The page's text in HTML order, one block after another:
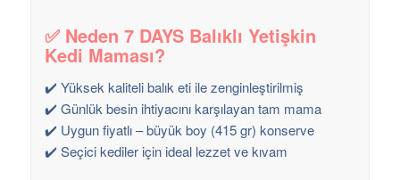
✅ Neden 7 DAYS Balıklı Yetişkin
Kedi Maması?
✔️ Yüksek kaliteli balık eti ile zenginleştirilmiş
✔️ Günlük besin ihtiyacını karşılayan tam mama
✔️ Uygun fiyatlı – büyük boy (415 gr) konserve
✔️ Seçici kediler için ideal lezzet ve kıvam